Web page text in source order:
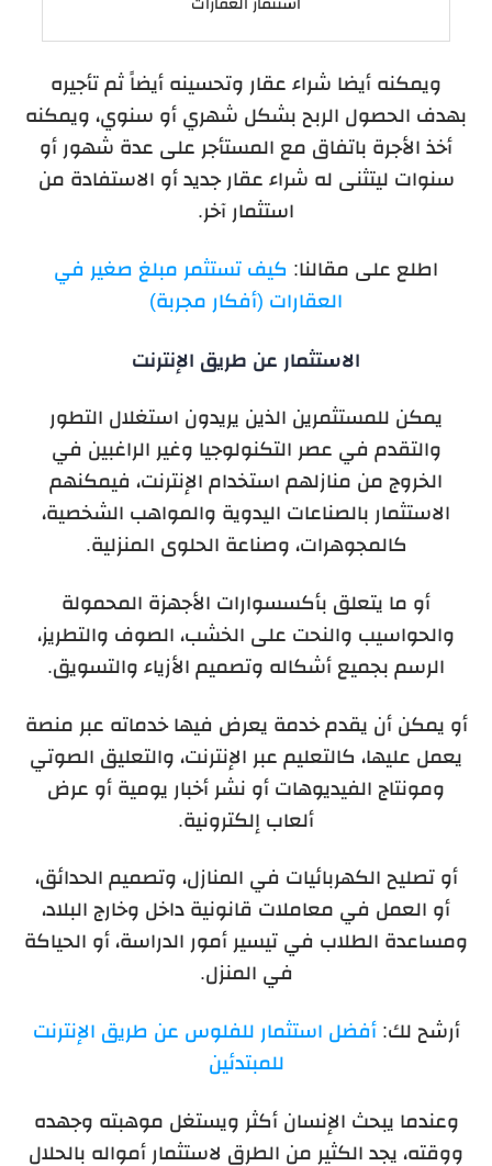
ويمكنه أيضا شراء عقار وتحسينه أيضاً ثم تأجيره
بهدف الحصول الربح بشكل شهري أو سنوي، ويمكنه
أخذ الأجرة باتفاق مع المستأجر على عدة شهور أو
سنوات ليتثنى له شراء عقار جديد أو الاستفادة من
استثمار آخر.
اطلع على مقالنا: كيف تستثمر مبلغ صغير في
العقارات (أفكار مجربة)
الاستثمار عن طريق الإنترنت
يمكن للمستثمرين الذين يريدون استغلال التطور
والتقدم في عصر التكنولوجيا وغير الراغبين في
الخروج من منازلهم استخدام الإنترنت، فيمكنهم
الاستثمار بالصناعات اليدوية والمواهب الشخصية،
كالمجوهرات، وصناعة الحلوى المنزلية.
أو ما يتعلق بأكسسوارات الأجهزة المحمولة
والحواسيب والنحت على الخشب، الصوف والتطريز،
الرسم بجميع أشكاله وتصميم الأزياء والتسويق.
أو يمكن أن يقدم خدمة يعرض فيها خدماته عبر منصة
يعمل عليها، كالتعليم عبر الإنترنت، والتعليق الصوتي
ومونتاج الفيديوهات أو نشر أخبار يومية أو عرض
ألعاب إلكترونية.
أو تصليح الكهربائيات في المنازل، وتصميم الحدائق،
أو العمل في معاملات قانونية داخل وخارج البلاد،
ومساعدة الطلاب في تيسير أمور الدراسة، أو الحياكة
في المنزل.
أرشح لك:أفضل استثمار للفلوس عن طريق الإنترنت
للمبتدئين
وعندما يبحث الإنسان أكثر ويستغل موهبته وجهده
ووقته، يجد الكثير من الطرق لاستثمار أمواله بالحلال